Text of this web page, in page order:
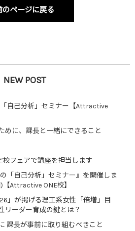
のページに戻る
NEW POST
自己分析」セミナー【Attractive
めに、課長と一緒にできること
フェアで講座を担当します
の「自己分析」セミナー』を開催しま
Attractive ONE校】
」が掲げる理工系女性「倍増」目
リーダー育成の鍵とは？
課長が事前に取り組むべきこと